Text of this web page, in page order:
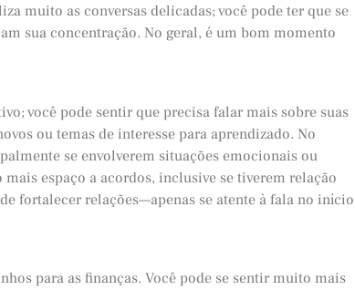
muito as conversas delicadas; você pode ter que se
sua concentração. No geral, é um bom momento
você pode sentir que precisa falar mais sobre suas
ou temas de interesse para aprendizado. No
se envolverem situações emocionais ou
espaço a acordos, inclusive se tiverem relação
fortalecer relações—apenas se atente à fala no início
para as finanças. Você pode se sentir muito mais